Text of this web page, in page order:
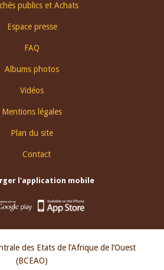
publics et Achats
Espace presse
FAQ
Albums photos
Vidéos
Mentions légales
Plan du site
Contact
l'application mobile
des Etats de l’Afrique de l’Ouest
(BCEAO)